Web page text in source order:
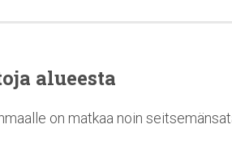
alueesta
on matkaa noin